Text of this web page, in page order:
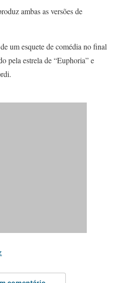
ambas as versões de
um esquete de comédia no final
pela estrela de “Euphoria” e